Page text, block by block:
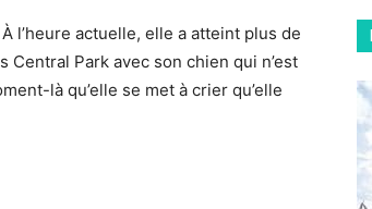
l’heure actuelle, elle a atteint plus de
Park avec son chien qui n’est
là qu’elle se met à crier qu’elle